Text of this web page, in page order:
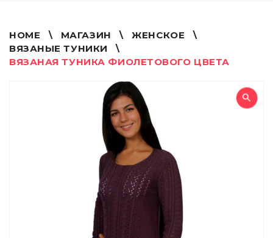
HOME \ МАГАЗИН \ ЖЕНСКОЕ
\
ВЯЗАНЫЕ ТУНИКИ
\
ВЯЗАНАЯ ТУНИКА ФИОЛЕТОВОГО ЦВЕТА